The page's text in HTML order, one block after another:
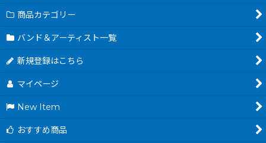
商品カテゴリー
バンド＆アーティスト一覧
新規登録はこちら
マイページ
New Item
おすすめ商品